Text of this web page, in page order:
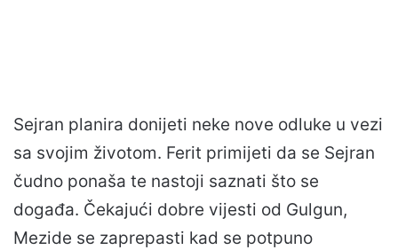
Sejran planira donijeti neke nove odluke u vezi
sa svojim životom. Ferit primijeti da se Sejran
čudno ponaša te nastoji saznati što se
događa. Čekajući dobre vijesti od Gulgun,
Mezide se zaprepasti kad se potpuno